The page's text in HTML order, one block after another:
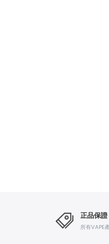
正品保證
所有VAPE